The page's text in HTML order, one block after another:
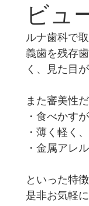
ビュ
ルナ歯科で
義歯を残存
く、見た目
また審美性
・食べかす
・薄く軽く
・金属アレ
といった特
是非お気軽